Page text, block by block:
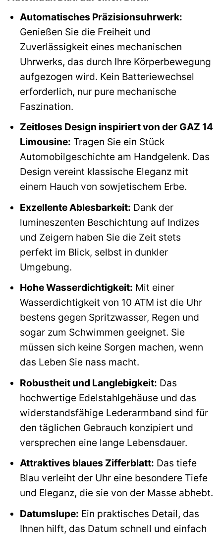
Automatisches Präzisionsuhrwerk:
Genießen Sie die Freiheit und
Zuverlässigkeit eines mechanischen
Uhrwerks, das durch Ihre Körperbewegung
aufgezogen wird. Kein Batteriewechsel
erforderlich, nur pure mechanische
Faszination.
Zeitloses Design inspiriert von der GAZ 14
Limousine: Tragen Sie ein Stück
Automobilgeschichte am Handgelenk. Das
Design vereint klassische Eleganz mit
einem Hauch von sowjetischem Erbe.
Exzellente Ablesbarkeit: Dank der
lumineszenten Beschichtung auf Indizes
und Zeigern haben Sie die Zeit stets
perfekt im Blick, selbst in dunkler
Umgebung.
Hohe Wasserdichtigkeit: Mit einer
Wasserdichtigkeit von 10 ATM ist die Uhr
bestens gegen Spritzwasser, Regen und
sogar zum Schwimmen geeignet. Sie
müssen sich keine Sorgen machen, wenn
das Leben Sie nass macht.
Robustheit und Langlebigkeit: Das
hochwertige Edelstahlgehäuse und das
widerstandsfähige Lederarmband sind für
den täglichen Gebrauch konzipiert und
versprechen eine lange Lebensdauer.
Attraktives blaues Zifferblatt: Das tiefe
Blau verleiht der Uhr eine besondere Tiefe
und Eleganz, die sie von der Masse abhebt.
Datumslupe: Ein praktisches Detail, das
Ihnen hilft, das Datum schnell und einfach